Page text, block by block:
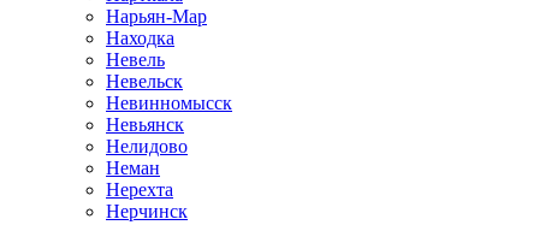
Нарьян-Мар
Находка
Невель
Невельск
Невинномысск
Невьянск
Нелидово
Неман
Нерехта
Нерчинск